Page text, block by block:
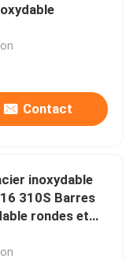
Contact
inoxydable
310S Barres
rondes et